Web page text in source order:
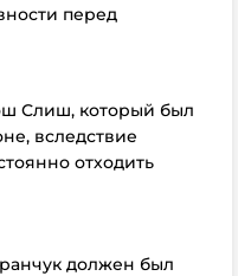
перед
Слиш, который был
вследствие
отходить
должен был